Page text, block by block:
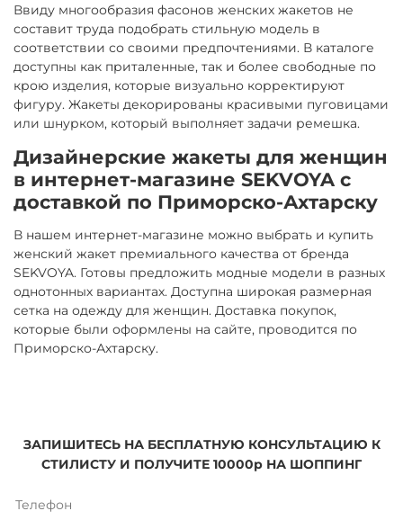
Ввиду многообразия фасонов женских жакетов не
составит труда подобрать стильную модель в
соответствии со своими предпочтениями. В каталоге
доступны как приталенные, так и более свободные по
крою изделия, которые визуально корректируют
фигуру. Жакеты декорированы красивыми пуговицами
или шнурком, который выполняет задачи ремешка.
Дизайнерские жакеты для женщин
в интернет-магазине SEKVOYA с
доставкой по Приморско-Ахтарску
В нашем интернет-магазине можно выбрать и купить
женский жакет премиального качества от бренда
SEKVOYA. Готовы предложить модные модели в разных
однотонных вариантах. Доступна широкая размерная
сетка на одежду для женщин. Доставка покупок,
которые были оформлены на сайте, проводится по
Приморско-Ахтарску.
ЗАПИШИТЕСЬ НА БЕСПЛАТНУЮ КОНСУЛЬТАЦИЮ К
СТИЛИСТУ И ПОЛУЧИТЕ 10000р НА ШОППИНГ